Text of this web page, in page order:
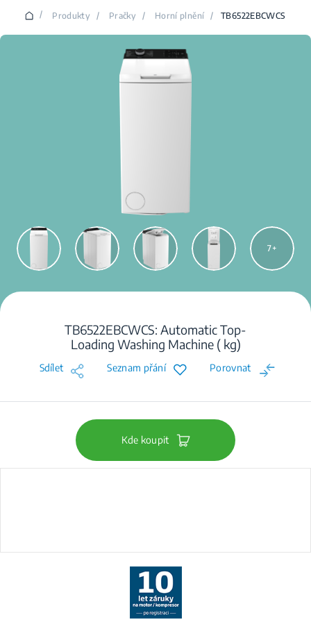
/ Produkty / Pračky / Horní plnění / TB6522EBCWCS
7
TB6522EBCWCS: Automatic Top-
Loading Washing Machine ( kg)
Sdílet Seznam přání Porovnat
Kde koupit